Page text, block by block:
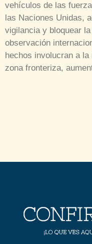
vehículos de las
las Naciones Unidas,
vigilancia y bloquear
observación
hechos involucran a
zona fronteriza,